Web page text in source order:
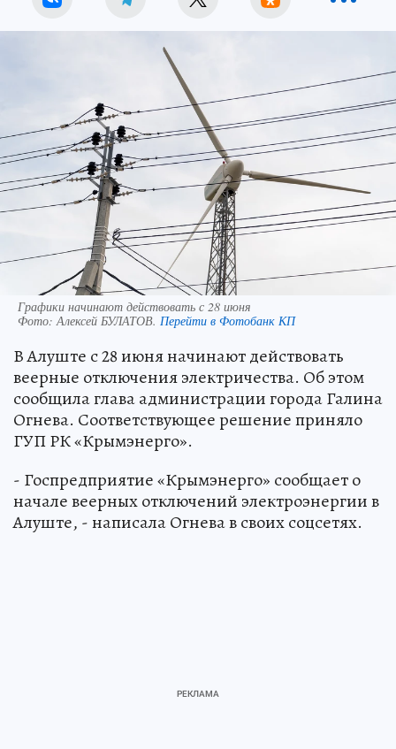
Графики начинают действовать с 28 июня
Фото:Алексей БУЛАТОВ. Перейти в Фотобанк КП
В Алуште с 28 июня начинают действовать
веерные отключения электричества. Об этом
сообщила глава администрации города Галина
Огнева. Соответствующее решение приняло
ГУП РК «Крымэнерго».
- Госпредприятие «Крымэнерго» сообщает о
начале веерных отключений электроэнергии в
Алуште, - написала Огнева в своих соцсетях.